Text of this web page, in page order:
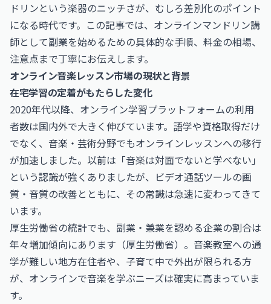
ドリンという楽器のニッチさが、むしろ差別化のポイント
になる時代です。この記事では、オンラインマンドリン講
師として副業を始めるための具体的な手順、料金の相場、
注意点まで丁寧にお伝えします。
オンライン音楽レッスン市場の現状と背景
在宅学習の定着がもたらした変化
2020年代以降、オンライン学習プラットフォームの利用
者数は国内外で大きく伸びています。語学や資格取得だけ
でなく、音楽・芸術分野でもオンラインレッスンへの移行
が加速しました。以前は「音楽は対面でないと学べない」
という認識が強くありましたが、ビデオ通話ツールの画
質・音質の改善とともに、その常識は急速に変わってきて
います。
厚生労働省の統計でも、副業・兼業を認める企業の割合は
年々増加傾向にあります（厚生労働省）。音楽教室への通
学が難しい地方在住者や、子育て中で外出が限られる方
が、オンラインで音楽を学ぶニーズは確実に高まっていま
す。